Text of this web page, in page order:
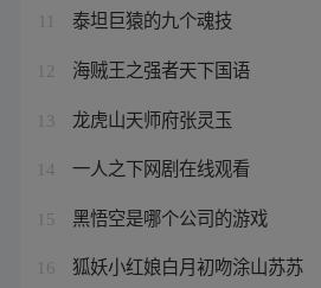
泰坦巨猿的九个魂技
12 海贼王之强者天下国语
13 龙虎山天师府张灵玉
14 一人之下网剧在线观看
15 黑悟空是哪个公司的游戏
16 狐妖小红娘白月初吻涂山苏苏